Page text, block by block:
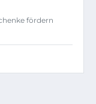
fördern